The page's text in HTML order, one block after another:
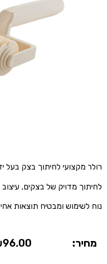
רולר מקצועי לחיתוך בצק בעל
לחיתוך מדויק של בצקים,
נוח לשימוש ומבטיח תוצאות
מחיר: 96.00